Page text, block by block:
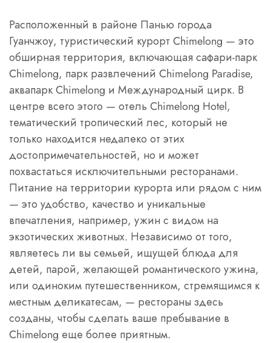
Расположенный в районе Панью города
Гуанчжоу, туристический курорт Chimelong — это
обширная территория, включающая сафари-парк
Chimelong, парк развлечений Chimelong Paradise,
аквапарк Chimelong и Международный цирк. В
центре всего этого — отель Chimelong Hotel,
тематический тропический лес, который не
только находится недалеко от этих
достопримечательностей, но и может
похвастаться исключительными ресторанами.
Питание на территории курорта или рядом с ним
— это удобство, качество и уникальные
впечатления, например, ужин с видом на
экзотических животных. Независимо от того,
являетесь ли вы семьей, ищущей блюда для
детей, парой, желающей романтического ужина,
или одиноким путешественником, стремящимся к
местным деликатесам, — рестораны здесь
созданы, чтобы сделать ваше пребывание в
Chimelong еще более приятным.